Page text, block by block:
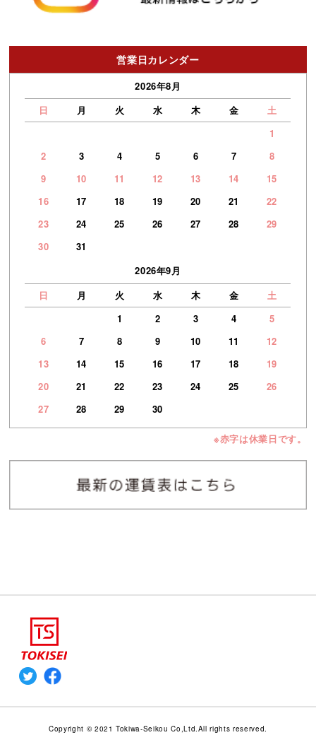
営業日カレンダー
2026年8月
日
月 火 水 木 金
土
1
2
3 4 5 6 7
8
9
10 11 12 13 14
15
16
17 18 19 20 21
22
23
24 25 26 27 28
29
30
31
2026年9月
日
月 火 水 木 金
土
1
2 3 4
5
6
7 8 9 10 11
12
13
14 15 16 17 18
19
20
21 22 23 24 25
26
27
28 29 30
※赤字は休業日です。
Copyright © 2021 Tokiwa-Seikou Co,Ltd.All rights reserved.